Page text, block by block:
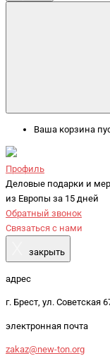
Ваша корзина
Профиль
Деловые подарки и
из Европы за 15 дней
Обратный звонок
Связаться с нами
закрыть
адрес
г. Брест, ул. Советская
электронная почта
zakaz@new-ton.org